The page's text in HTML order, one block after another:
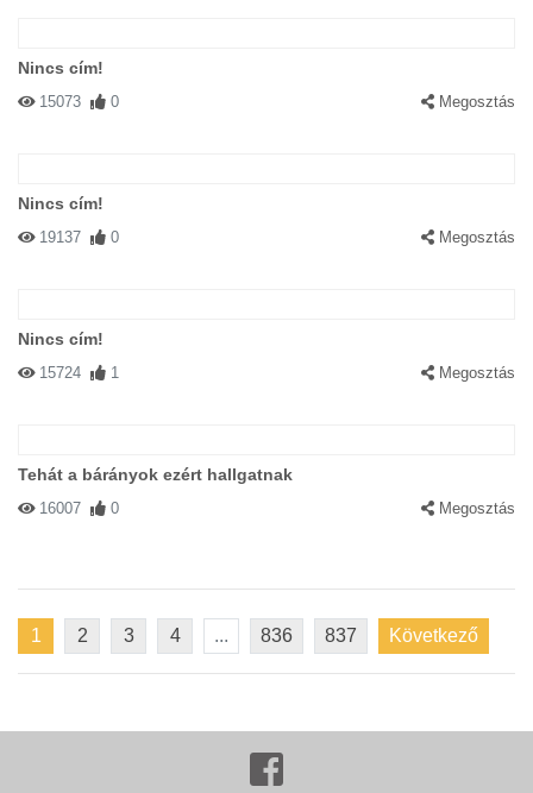
Nincs cím!
15073 0 Megosztás
Nincs cím!
19137 0 Megosztás
Nincs cím!
15724 1 Megosztás
Tehát a bárányok ezért hallgatnak
16007 0 Megosztás
1 2 3 4 ... 836 837 Következő